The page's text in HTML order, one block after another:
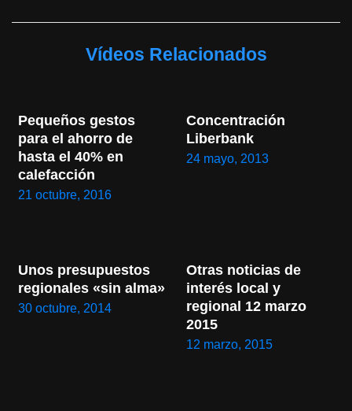
Vídeos Relacionados
Pequeños gestos
para el ahorro de
hasta el 40% en
calefacción
21 octubre, 2016
Concentración
Liberbank
24 mayo, 2013
Unos presupuestos
regionales «sin alma»
30 octubre, 2014
Otras noticias de
interés local y
regional 12 marzo
2015
12 marzo, 2015